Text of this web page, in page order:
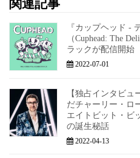
関連記事
『カップヘッド -
（Cuphead: The
ラックが配信開始
2022-07-01
【独占インタビ
だチャーリー・ロ
エイトビット・ビ
の誕生秘話
2022-04-13